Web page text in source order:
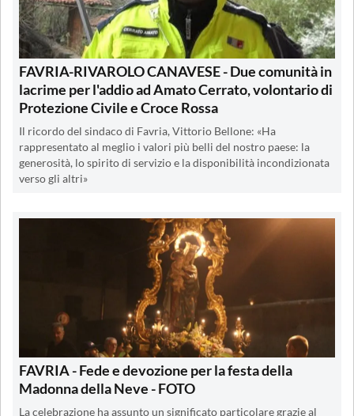
FAVRIA-RIVAROLO CANAVESE - Due comunità in
lacrime per l'addio ad Amato Cerrato, volontario di
Protezione Civile e Croce Rossa
Il ricordo del sindaco di Favria, Vittorio Bellone: «Ha
rappresentato al meglio i valori più belli del nostro paese: la
generosità, lo spirito di servizio e la disponibilità incondizionata
verso gli altri»
FAVRIA - Fede e devozione per la festa della
Madonna della Neve - FOTO
La celebrazione ha assunto un significato particolare grazie al